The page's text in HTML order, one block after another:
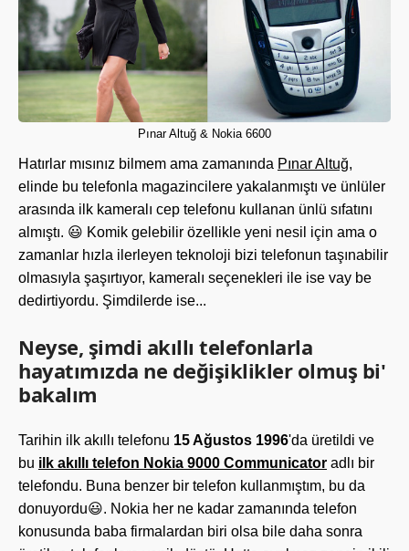
Pınar Altuğ & Nokia 6600
Hatırlar mısınız bilmem ama zamanında Pınar Altuğ,
elinde bu telefonla magazincilere yakalanmıştı ve ünlüler
arasında ilk kameralı cep telefonu kullanan ünlü sıfatını
almıştı. 😃 Komik gelebilir özellikle yeni nesil için ama o
zamanlar hızla ilerleyen teknoloji bizi telefonun taşınabilir
olmasıyla şaşırtıyor, kameralı seçenekleri ile ise vay be
dedirtiyordu. Şimdilerde ise...
Neyse, şimdi akıllı telefonlarla
hayatımızda ne değişiklikler olmuş bi'
bakalım
Tarihin ilk akıllı telefonu 15 Ağustos 1996'da üretildi ve
bu ilk akıllı telefon Nokia 9000 Communicator adlı bir
telefondu. Buna benzer bir telefon kullanmıştım, bu da
donuyordu😃. Nokia her ne kadar zamanında telefon
konusunda baba firmalardan biri olsa bile daha sonra